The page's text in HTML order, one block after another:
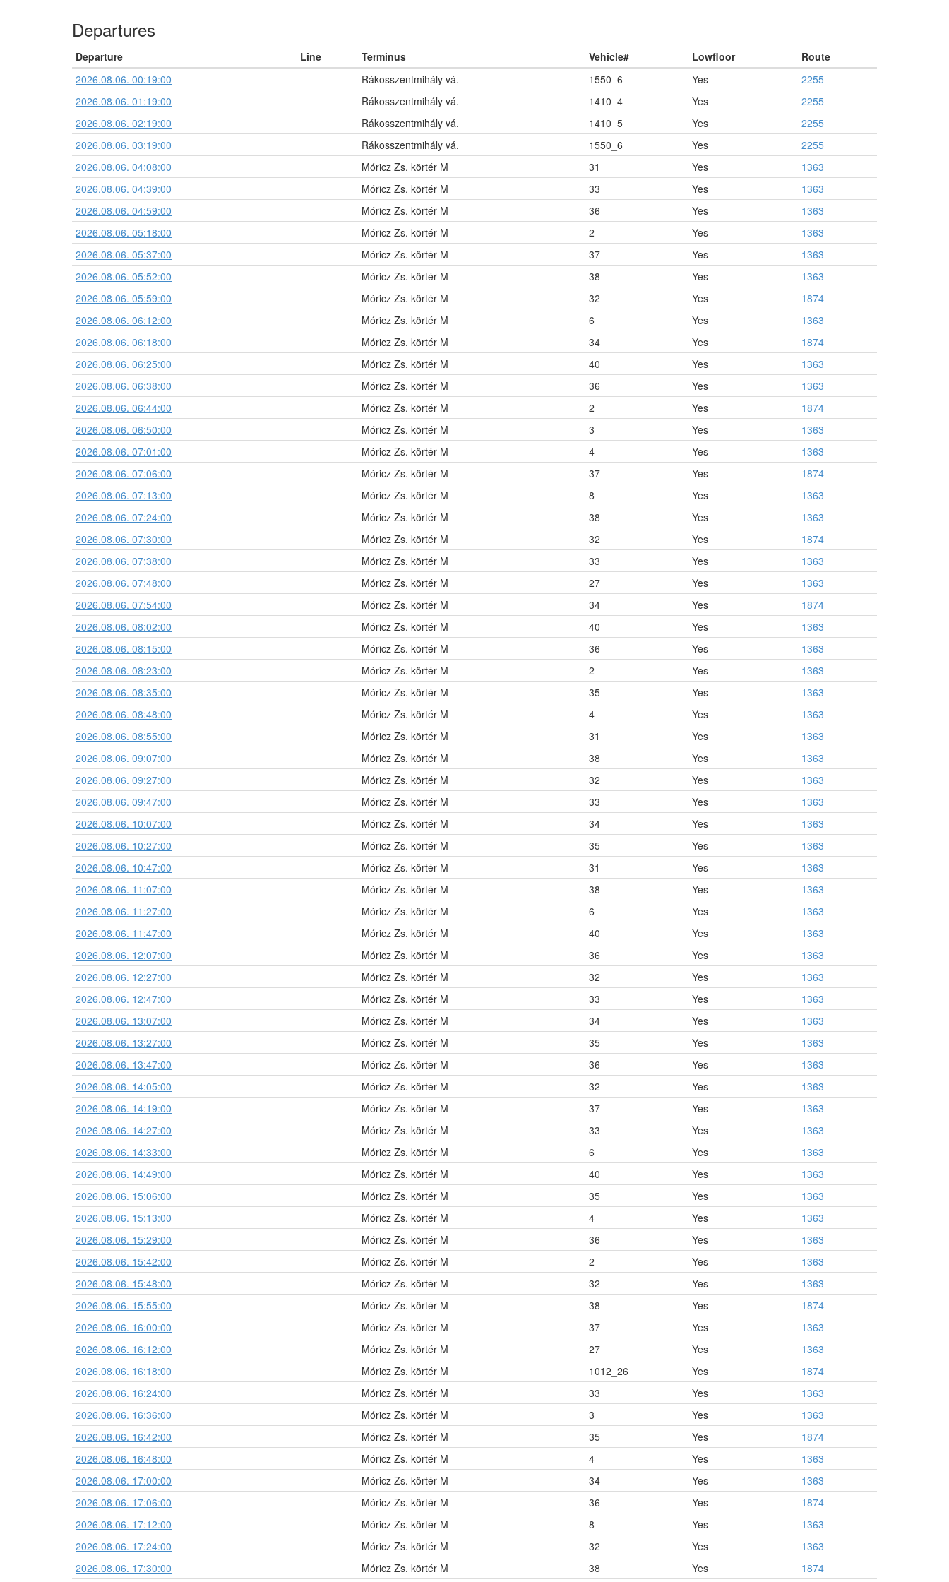
Departures
Departure Line Terminus Vehicle# Lowfloor
Route
2026.08.06. 00:19:00
Rákosszentmihály vá. 1550_6 Yes
2255
2026.08.06. 01:19:00
Rákosszentmihály vá. 1410_4 Yes
2255
2026.08.06. 02:19:00
Rákosszentmihály vá. 1410_5 Yes
2255
2026.08.06. 03:19:00
Rákosszentmihály vá. 1550_6 Yes
2255
2026.08.06. 04:08:00
Móricz Zs. körtér M 31 Yes
1363
2026.08.06. 04:39:00
Móricz Zs. körtér M 33 Yes
1363
2026.08.06. 04:59:00
Móricz Zs. körtér M 36 Yes
1363
2026.08.06. 05:18:00
Móricz Zs. körtér M 2 Yes
1363
2026.08.06. 05:37:00
Móricz Zs. körtér M 37 Yes
1363
2026.08.06. 05:52:00
Móricz Zs. körtér M 38 Yes
1363
2026.08.06. 05:59:00
Móricz Zs. körtér M 32 Yes
1874
2026.08.06. 06:12:00
Móricz Zs. körtér M 6 Yes
1363
2026.08.06. 06:18:00
Móricz Zs. körtér M 34 Yes
1874
2026.08.06. 06:25:00
Móricz Zs. körtér M 40 Yes
1363
2026.08.06. 06:38:00
Móricz Zs. körtér M 36 Yes
1363
2026.08.06. 06:44:00
Móricz Zs. körtér M 2 Yes
1874
2026.08.06. 06:50:00
Móricz Zs. körtér M 3 Yes
1363
2026.08.06. 07:01:00
Móricz Zs. körtér M 4 Yes
1363
2026.08.06. 07:06:00
Móricz Zs. körtér M 37 Yes
1874
2026.08.06. 07:13:00
Móricz Zs. körtér M 8 Yes
1363
2026.08.06. 07:24:00
Móricz Zs. körtér M 38 Yes
1363
2026.08.06. 07:30:00
Móricz Zs. körtér M 32 Yes
1874
2026.08.06. 07:38:00
Móricz Zs. körtér M 33 Yes
1363
2026.08.06. 07:48:00
Móricz Zs. körtér M 27 Yes
1363
2026.08.06. 07:54:00
Móricz Zs. körtér M 34 Yes
1874
2026.08.06. 08:02:00
Móricz Zs. körtér M 40 Yes
1363
2026.08.06. 08:15:00
Móricz Zs. körtér M 36 Yes
1363
2026.08.06. 08:23:00
Móricz Zs. körtér M 2 Yes
1363
2026.08.06. 08:35:00
Móricz Zs. körtér M 35 Yes
1363
2026.08.06. 08:48:00
Móricz Zs. körtér M 4 Yes
1363
2026.08.06. 08:55:00
Móricz Zs. körtér M 31 Yes
1363
2026.08.06. 09:07:00
Móricz Zs. körtér M 38 Yes
1363
2026.08.06. 09:27:00
Móricz Zs. körtér M 32 Yes
1363
2026.08.06. 09:47:00
Móricz Zs. körtér M 33 Yes
1363
2026.08.06. 10:07:00
Móricz Zs. körtér M 34 Yes
1363
2026.08.06. 10:27:00
Móricz Zs. körtér M 35 Yes
1363
2026.08.06. 10:47:00
Móricz Zs. körtér M 31 Yes
1363
2026.08.06. 11:07:00
Móricz Zs. körtér M 38 Yes
1363
2026.08.06. 11:27:00
Móricz Zs. körtér M 6 Yes
1363
2026.08.06. 11:47:00
Móricz Zs. körtér M 40 Yes
1363
2026.08.06. 12:07:00
Móricz Zs. körtér M 36 Yes
1363
2026.08.06. 12:27:00
Móricz Zs. körtér M 32 Yes
1363
2026.08.06. 12:47:00
Móricz Zs. körtér M 33 Yes
1363
2026.08.06. 13:07:00
Móricz Zs. körtér M 34 Yes
1363
2026.08.06. 13:27:00
Móricz Zs. körtér M 35 Yes
1363
2026.08.06. 13:47:00
Móricz Zs. körtér M 36 Yes
1363
2026.08.06. 14:05:00
Móricz Zs. körtér M 32 Yes
1363
2026.08.06. 14:19:00
Móricz Zs. körtér M 37 Yes
1363
2026.08.06. 14:27:00
Móricz Zs. körtér M 33 Yes
1363
2026.08.06. 14:33:00
Móricz Zs. körtér M 6 Yes
1363
2026.08.06. 14:49:00
Móricz Zs. körtér M 40 Yes
1363
2026.08.06. 15:06:00
Móricz Zs. körtér M 35 Yes
1363
2026.08.06. 15:13:00
Móricz Zs. körtér M 4 Yes
1363
2026.08.06. 15:29:00
Móricz Zs. körtér M 36 Yes
1363
2026.08.06. 15:42:00
Móricz Zs. körtér M 2 Yes
1363
2026.08.06. 15:48:00
Móricz Zs. körtér M 32 Yes
1363
2026.08.06. 15:55:00
Móricz Zs. körtér M 38 Yes
1874
2026.08.06. 16:00:00
Móricz Zs. körtér M 37 Yes
1363
2026.08.06. 16:12:00
Móricz Zs. körtér M 27 Yes
1363
2026.08.06. 16:18:00
Móricz Zs. körtér M 1012_26 Yes
1874
2026.08.06. 16:24:00
Móricz Zs. körtér M 33 Yes
1363
2026.08.06. 16:36:00
Móricz Zs. körtér M 3 Yes
1363
2026.08.06. 16:42:00
Móricz Zs. körtér M 35 Yes
1874
2026.08.06. 16:48:00
Móricz Zs. körtér M 4 Yes
1363
2026.08.06. 17:00:00
Móricz Zs. körtér M 34 Yes
1363
2026.08.06. 17:06:00
Móricz Zs. körtér M 36 Yes
1874
2026.08.06. 17:12:00
Móricz Zs. körtér M 8 Yes
1363
2026.08.06. 17:24:00
Móricz Zs. körtér M 32 Yes
1363
2026.08.06. 17:30:00
Móricz Zs. körtér M 38 Yes 1874